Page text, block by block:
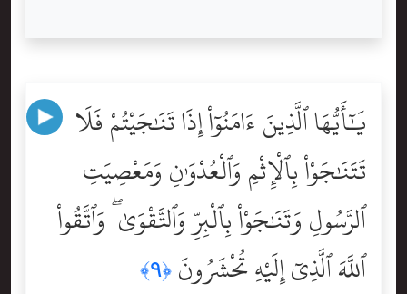
يَٰٓأَيُّهَا ٱلَّذِينَ ءَامَنُوٓاْ إِذَا تَنَٰجَيْتُمْ فَلَا
تَتَنَٰجَوْاْ بِٱلْإِثْمِ وَٱلْعُدْوَٰنِ وَمَعْصِيَتِ
ٱلرَّسُولِ وَتَنَٰجَوْاْ بِٱلْبِرِّ وَٱلتَّقْوَىٰ ۖ وَٱتَّقُواْ
ٱللَّهَ ٱلَّذِىٓ إِلَيْهِ تُحْشَرُونَ ﴿٩﴾